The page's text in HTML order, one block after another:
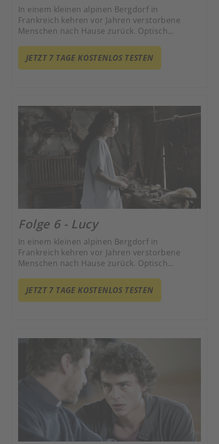
In einem kleinen alpinen Bergdorf in
Frankreich kehren vor Jahren verstorbene
Menschen nach Hause zurück. Optisch
Tod fordern die Rückkehrer ihren Platz in der
Welt der Lebenden ein.
JETZT 7 TAGE KOSTENLOS TESTEN
Folge 6 - Lucy
In einem kleinen alpinen Bergdorf in
Frankreich kehren vor Jahren verstorbene
Menschen nach Hause zurück. Optisch
Tod fordern die Rückkehrer ihren Platz in der
Welt der Lebenden ein.
JETZT 7 TAGE KOSTENLOS TESTEN